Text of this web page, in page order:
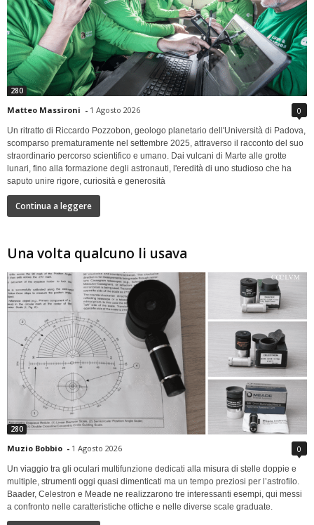
280
Matteo Massironi - 1 Agosto 2026 0
Un ritratto di Riccardo Pozzobon, geologo planetario dell'Università di Padova,
scomparso prematuramente nel settembre 2025, attraverso il racconto del suo
straordinario percorso scientifico e umano. Dai vulcani di Marte alle grotte
lunari, fino alla formazione degli astronauti, l'eredità di uno studioso che ha
saputo unire rigore, curiosità e generosità
Continua a leggere
Una volta qualcuno li usava
280
Muzio Bobbio - 1 Agosto 2026 0
Un viaggio tra gli oculari multifunzione dedicati alla misura di stelle doppie e
multiple, strumenti oggi quasi dimenticati ma un tempo preziosi per l’astrofilo.
Baader, Celestron e Meade ne realizzarono tre interessanti esempi, qui messi
a confronto nelle caratteristiche ottiche e nelle diverse scale graduate.